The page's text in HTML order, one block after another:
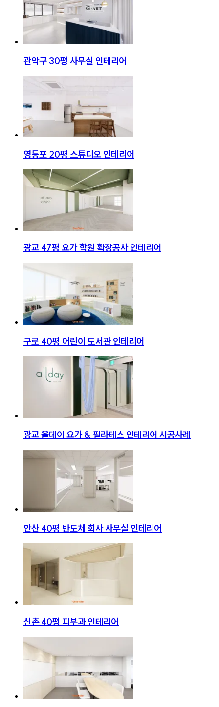
관악구 30평 사무실 인테리어
영등포 20평 스튜디오 인테리어
광교 47평 요가 학원 확장공사 인테리어
구로 40평 어린이 도서관 인테리어
광교 올데이 요가 & 필라테스 인테리어 시공사례
안산 40평 반도체 회사 사무실 인테리어
신촌 40평 피부과 인테리어